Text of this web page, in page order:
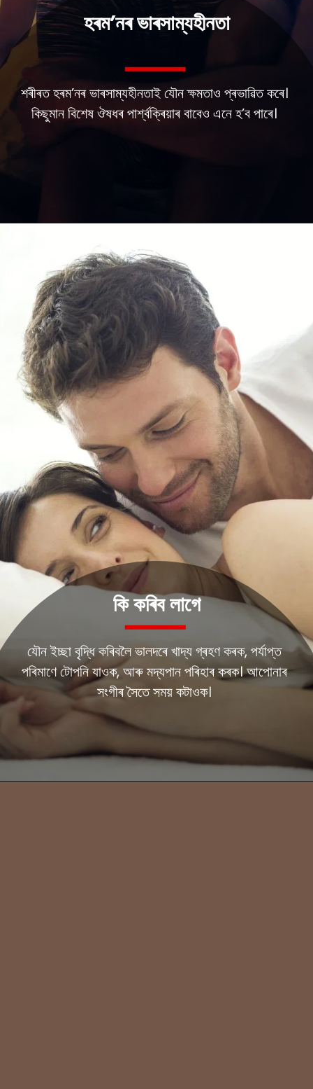
শৰীৰত হৰম’নৰ ভাৰসাম্যহীনতাই যৌন ক্ষমতাও প্ৰভাৱিত কৰে।
হৰম’নৰ ভাৰসাম্যহীনতা
যৌন ইচ্ছা বৃদ্ধি কৰিবলৈ ভালদৰে খাদ্য গ্ৰহণ কৰক, পৰ্যাপ্ত
পৰিমাণে টোপনি যাওক, আৰু মদ্যপান পৰিহাৰ কৰক। আপোনাৰ
সংগীৰ সৈতে সময় কটাওক।
কি কৰিব লাগে